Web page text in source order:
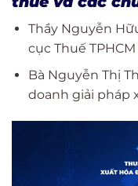
Thầy Nguyễn
cục Thuế TPHCM
Bà Nguyễn Thị
doanh giải pháp